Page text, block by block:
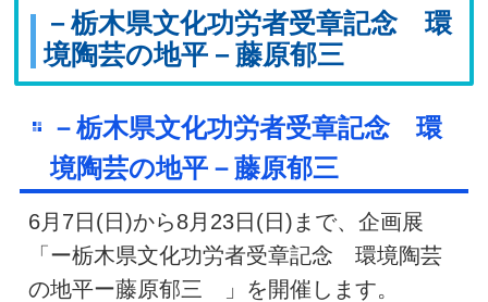
－栃木県文化功労者受章記念 環
境陶芸の地平－藤原郁三
－栃木県文化功労者受章記念 環
境陶芸の地平－藤原郁三
6月7日(日)から8月23日(日)まで、企画展
「ー栃木県文化功労者受章記念 環境陶芸
の地平ー藤原郁三 」を開催します。